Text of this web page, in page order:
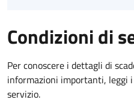
Condizioni di
Per conoscere i dettagli di
informazioni importanti, leggi
servizio.